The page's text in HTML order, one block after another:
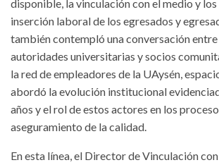
disponible, la vinculación con el medio y
inserción laboral de los egresados y
también contempló una conversación entre
autoridades universitarias y socios
la red de empleadores de la UAysén,
abordó la evolución institucional
años y el rol de estos actores en los
aseguramiento de la calidad.
En esta línea, el Director de Vinculación